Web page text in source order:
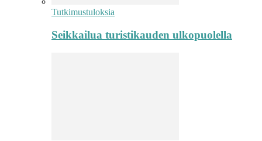
Tutkimustuloksia
Seikkailua turistikauden ulkopuolella